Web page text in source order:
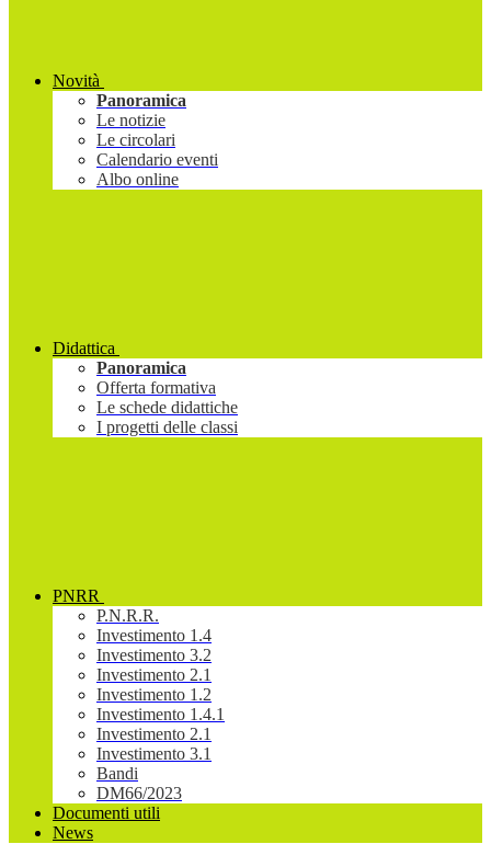
Novità
Panoramica
Le notizie
Le circolari
Calendario eventi
Albo online
Didattica
Panoramica
Offerta formativa
Le schede didattiche
I progetti delle classi
PNRR
P.N.R.R.
Investimento 1.4
Investimento 3.2
Investimento 2.1
Investimento 1.2
Investimento 1.4.1
Investimento 2.1
Investimento 3.1
Bandi
DM66/2023
Documenti utili
News